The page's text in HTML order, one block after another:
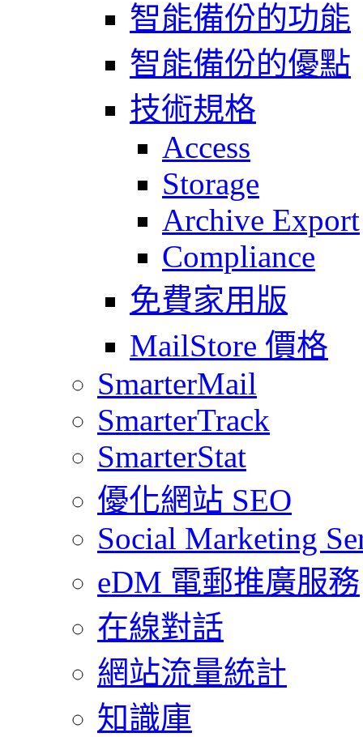
智能備份的功能
智能備份的優點
技術規格
Access
Storage
Archive Export
Compliance
免費家用版
MailStore 價格
SmarterMail
SmarterTrack
SmarterStat
優化網站 SEO
Social Marketing
eDM 電郵推廣服務
在線對話
網站流量統計
知識庫